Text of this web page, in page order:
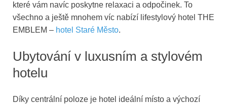
které vám navíc poskytne relaxaci a odpočinek. To
všechno a ještě mnohem víc nabízí lifestylový hotel THE
EMBLEM – hotel Staré Město.
Ubytování v luxusním a stylovém
hotelu
Díky centrální poloze je hotel ideální místo a výchozí